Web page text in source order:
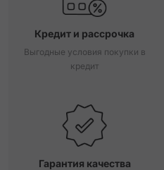
Кредит и рассрочка
Выгодные условия покупки в
кредит
Гарантия качества